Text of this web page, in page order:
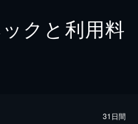
クと利用料
31日間